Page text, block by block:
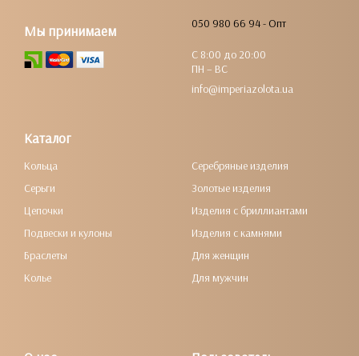
050 980 66 94 - Опт
С 8:00 до 20:00
ПН – ВС
info@imperiazolota.ua
Мы принимаем
Каталог
Кольца
Серьги
Цепочки
Подвески и кулоны
Браслеты
Колье
Серебряные изделия
Золотые изделия
Изделия с бриллиантами
Изделия с камнями
Для женщин
Для мужчин